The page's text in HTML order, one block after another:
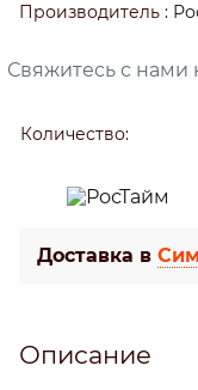
Производитель :
Свяжитесь с нами
Количество:
Доставка в
Описание